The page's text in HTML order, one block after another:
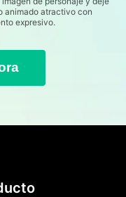
animado atractivo con
expresivo.